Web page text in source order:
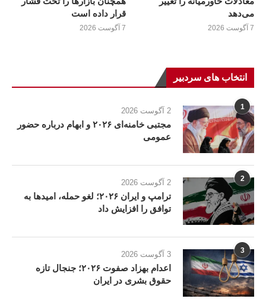
می‌دهد
7 آگوست 2026
قرار داده است
7 آگوست 2026
انتخاب های سردبیر
1 2 آگوست 2026
مجتبی خامنه‌ای ۲۰۲۶ و ابهام درباره حضور
عمومی
2 2 آگوست 2026
ترامپ و ایران ۲۰۲۶؛ لغو حمله، امیدها به
توافق را افزایش داد
3 3 آگوست 2026
اعدام بهزاد صفوت ۲۰۲۶؛ جنجال تازه
حقوق بشری در ایران